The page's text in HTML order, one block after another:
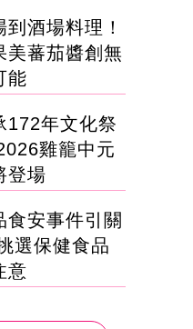
到酒場料理！
美蕃茄醬創無
能
172年文化祭
雞籠中元
登場
食安事件引關
選保健食品
意